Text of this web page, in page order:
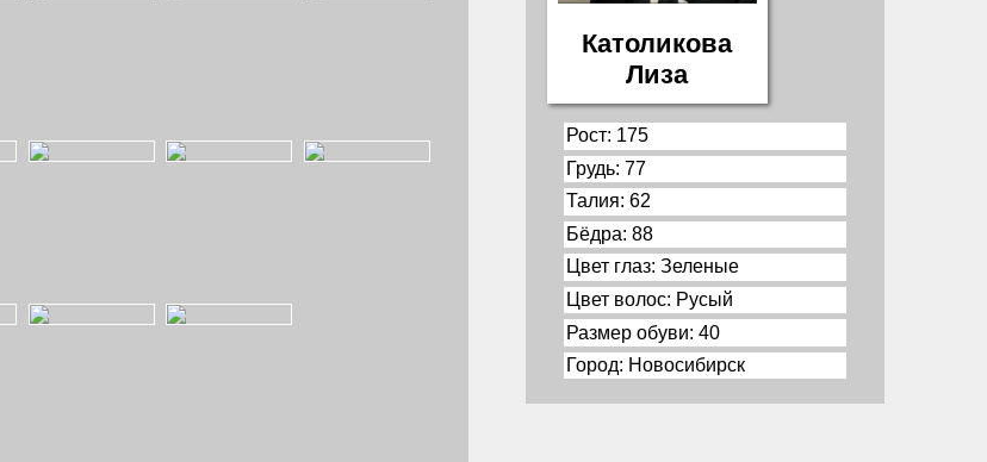
Католикова
Лиза
Рост: 175
Грудь: 77
Талия: 62
Бёдра: 88
Цвет глаз: Зеленые
Цвет волос: Русый
Размер обуви: 40
Город: Новосибирск